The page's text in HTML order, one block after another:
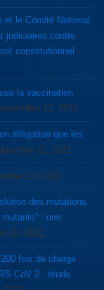
et le Comité National
judiciaires contre
constitutionnel
la vaccination
12, 2021
allégation que les
11, 2021
10, 2021
: une
10, 2021
fois de charge
CoV 2 : étude